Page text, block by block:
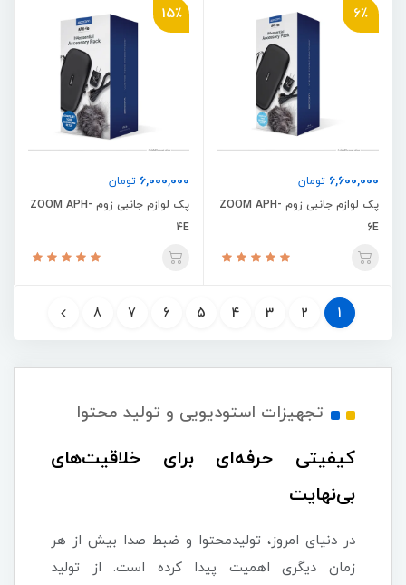
6٪
6,600,000 تومان
پک لوازم جانبی زوم ZOOM APH-
6E
15٪
6,000,000 تومان
پک لوازم جانبی زوم ZOOM APH-
4E
1
2
3
4
5
6
7
8
تجهیزات استودیویی و تولید محتوا
کیفیتی حرفه‌ای برای خلاقیت‌های
بی‌نهایت
در دنیای امروز، تولیدمحتوا و ضبط صدا بیش از هر
زمان دیگری اهمیت پیدا کرده است. از تولید